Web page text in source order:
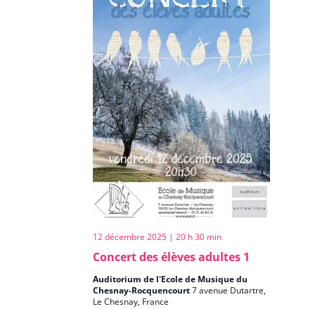
Concert des élèves adultes 1
12 décembre 2025 | 20 h 30 min
Auditorium de l'Ecole de Musique du
Chesnay-Rocquencourt7 avenue Dutartre,
Le Chesnay, France